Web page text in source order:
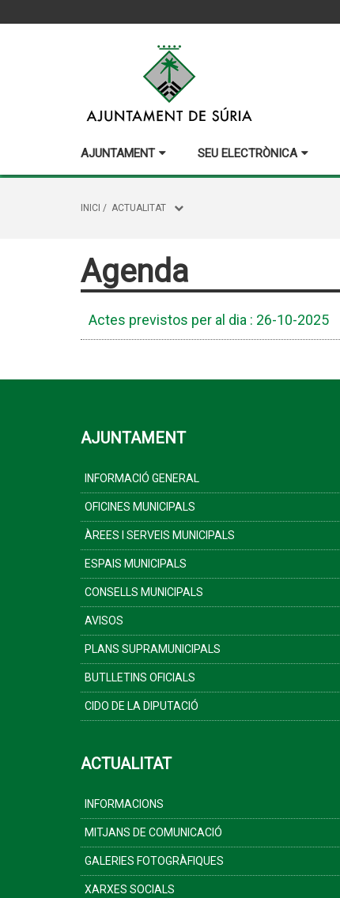
AJUNTAMENT SEU ELECTRÒNICA
INICI / ACTUALITAT
Agenda
Actes previstos per al dia : 26-10-2025
AJUNTAMENT
INFORMACIÓ GENERAL
OFICINES MUNICIPALS
ÀREES I SERVEIS MUNICIPALS
ESPAIS MUNICIPALS
CONSELLS MUNICIPALS
AVISOS
PLANS SUPRAMUNICIPALS
BUTLLETINS OFICIALS
CIDO DE LA DIPUTACIÓ
ACTUALITAT
INFORMACIONS
MITJANS DE COMUNICACIÓ
GALERIES FOTOGRÀFIQUES
XARXES SOCIALS